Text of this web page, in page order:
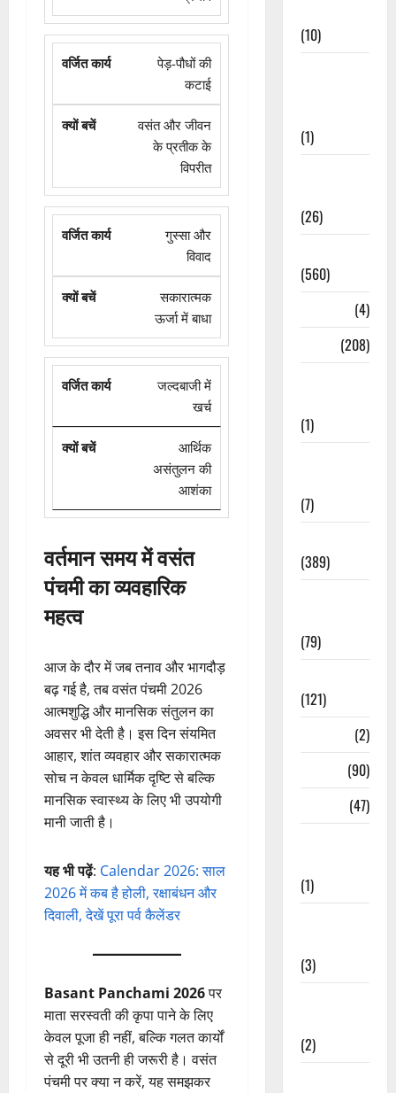
पेड़-पौधों की
कटाई
वसंत और जीवन
के प्रतीक के
विपरीत
गुस्सा और
विवाद
सकारात्मक
ऊर्जा में बाधा
जल्दबाजी में
खर्च
आर्थिक
असंतुलन की
आशंका
वर्तमान समय में वसंत
पंचमी का व्यवहारिक
महत्व
आज के दौर में जब तनाव और भागदौड़
बढ़ गई है, तब वसंत पंचमी 2026
आत्मशुद्धि और मानसिक संतुलन का
अवसर भी देती है। इस दिन संयमित
आहार, शांत व्यवहार और सकारात्मक
सोच न केवल धार्मिक दृष्टि से बल्कि
मानसिक स्वास्थ्य के लिए भी उपयोगी
मानी जाती है।
यह भी पढ़ें: Calendar 2026: साल
2026 में कब है होली, रक्षाबंधन और
दिवाली, देखें पूरा पर्व कैलेंडर
Basant Panchami 2026पर
माता सरस्वती की कृपा पाने के लिए
केवल पूजा ही नहीं, बल्कि गलत कार्यों
से दूरी भी उतनी ही जरूरी है। वसंत
पंचमी पर क्या न करें, यह समझकर
(10)
(1)
(26)
(560)
(4)
(208)
(1)
(7)
(389)
(79)
(121)
(2)
(90)
(47)
(1)
(3)
(2)